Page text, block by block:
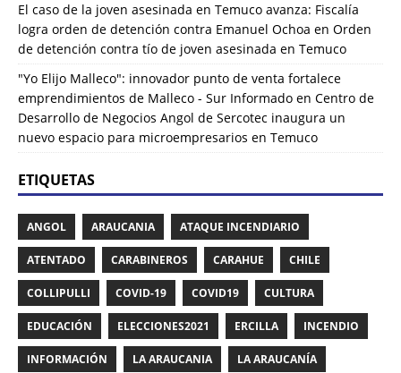
El caso de la joven asesinada en Temuco avanza: Fiscalía
logra orden de detención contra Emanuel Ochoa en Orden
de detención contra tío de joven asesinada en Temuco
"Yo Elijo Malleco": innovador punto de venta fortalece
emprendimientos de Malleco - Sur Informado en Centro de
Desarrollo de Negocios Angol de Sercotec inaugura un
nuevo espacio para microempresarios en Temuco
ETIQUETAS
ANGOL ARAUCANIA ATAQUE INCENDIARIO
ATENTADO CARABINEROS CARAHUE CHILE
COLLIPULLI COVID-19 COVID19 CULTURA
EDUCACIÓN ELECCIONES2021 ERCILLA INCENDIO
INFORMACIÓN LA ARAUCANIA LA ARAUCANÍA